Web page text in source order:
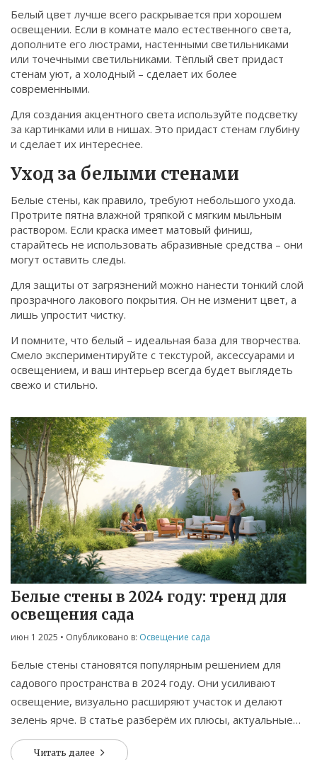
Белый цвет лучше всего раскрывается при хорошем
освещении. Если в комнате мало естественного света,
дополните его люстрами, настенными светильниками
или точечными светильниками. Тёплый свет придаст
стенам уют, а холодный – сделает их более
современными.
Для создания акцентного света используйте подсветку
за картинками или в нишах. Это придаст стенам глубину
и сделает их интереснее.
Уход за белыми стенами
Белые стены, как правило, требуют небольшого ухода.
Протрите пятна влажной тряпкой с мягким мыльным
раствором. Если краска имеет матовый финиш,
старайтесь не использовать абразивные средства – они
могут оставить следы.
Для защиты от загрязнений можно нанести тонкий слой
прозрачного лакового покрытия. Он не изменит цвет, а
лишь упростит чистку.
И помните, что белый – идеальная база для творчества.
Смело экспериментируйте с текстурой, аксессуарами и
освещением, и ваш интерьер всегда будет выглядеть
свежо и стильно.
Белые стены в 2024 году: тренд для
освещения сада
июн 1 2025 • Опубликовано в: Освещение сада
Белые стены становятся популярным решением для
садового пространства в 2024 году. Они усиливают
освещение, визуально расширяют участок и делают
зелень ярче. В статье разберём их плюсы, актуальные
решения и практические советы по применению.
Читатель узнает о свежих идеях и частых ошибках
Читать далее